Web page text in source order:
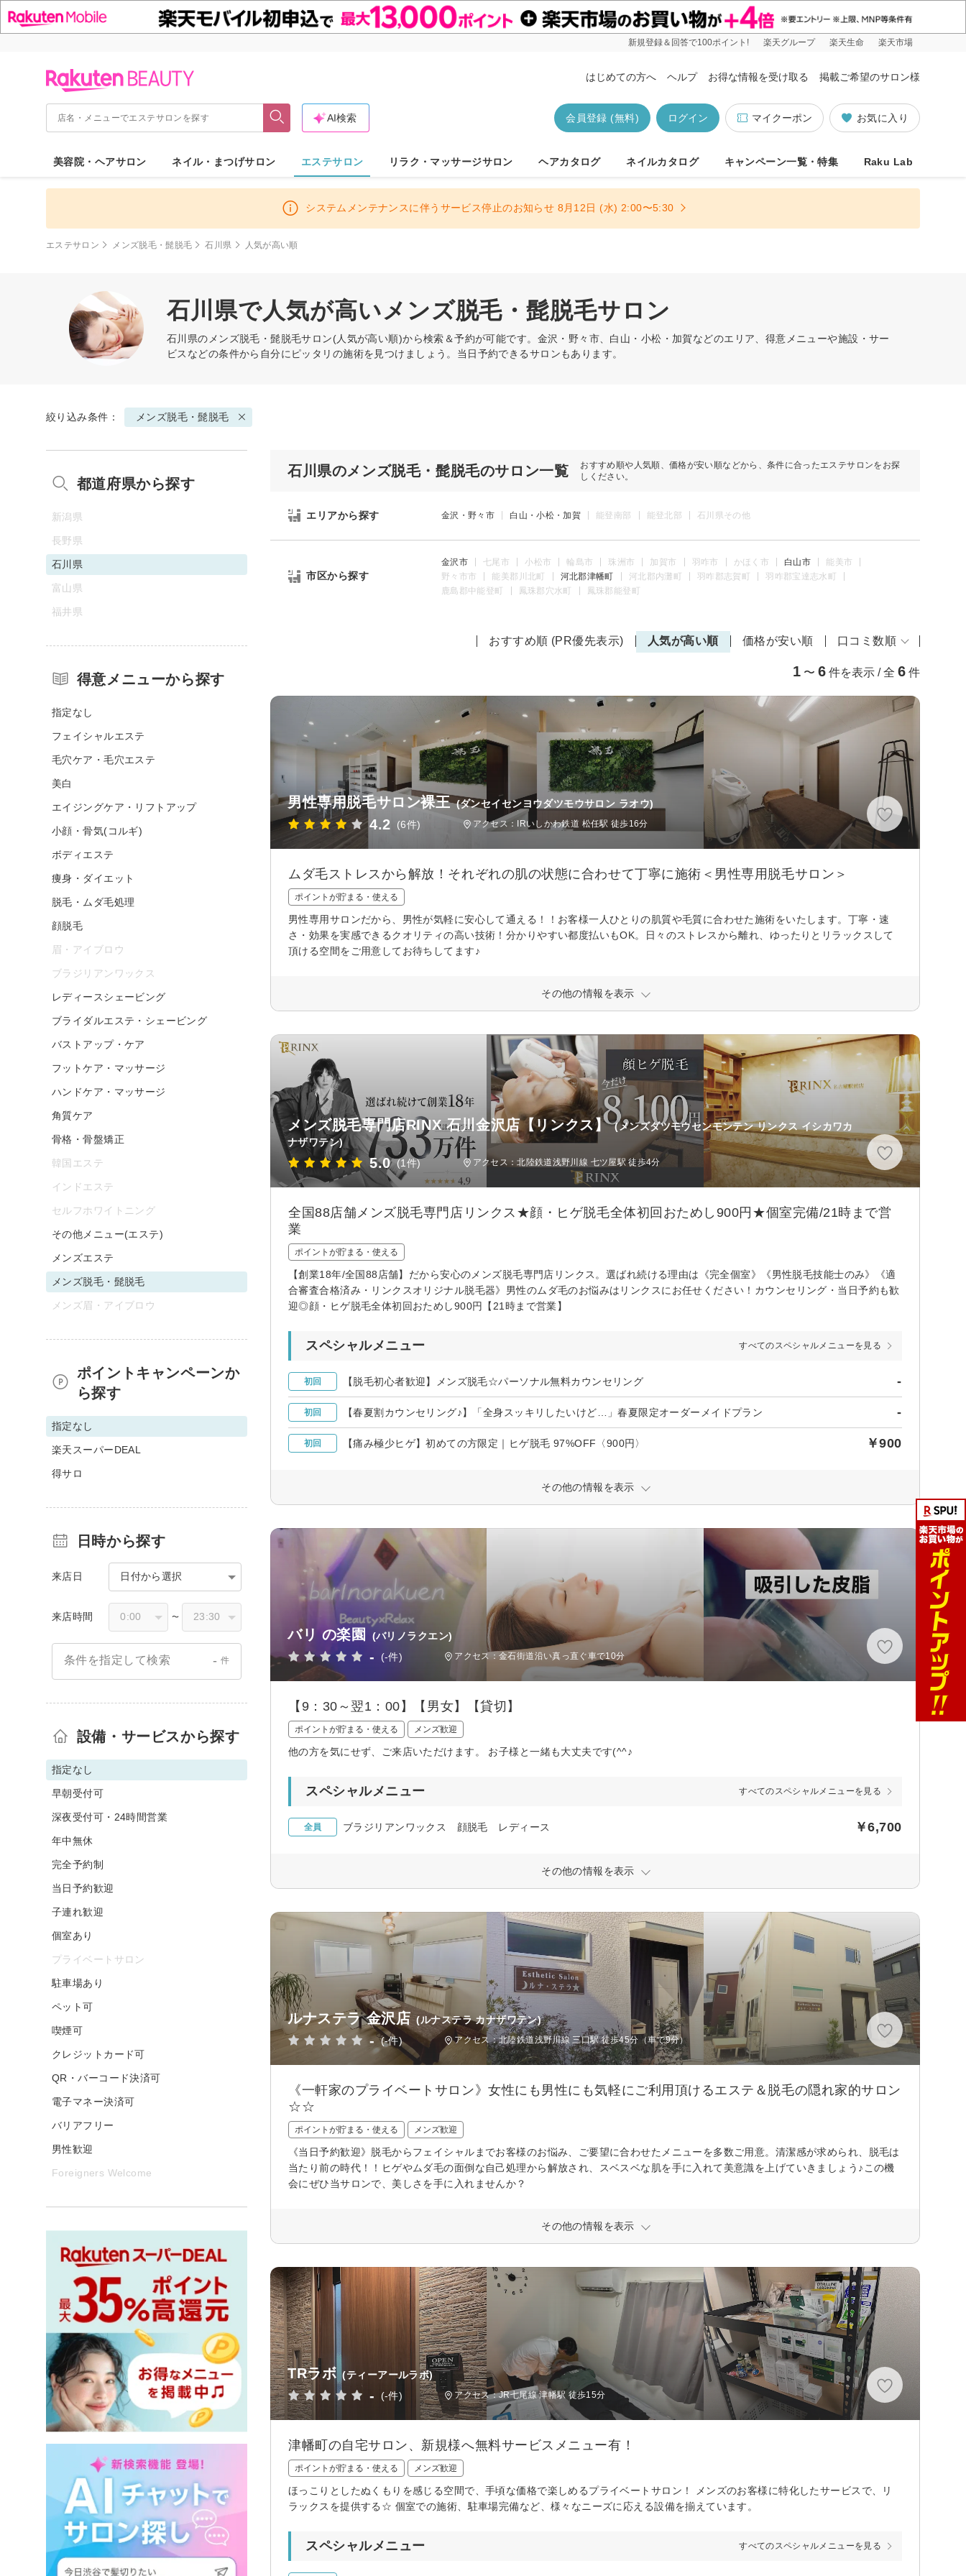
新規登録＆回答で100ポイント! 楽天グループ 楽天生命 楽天市場
はじめての方へ ヘルプ お得な情報を受け取る 掲載ご希望のサロン様
お気に入り
マイクーポン
ログイン
会員登録 (無料)
AI検索
美容院・ヘアサロン ネイル・まつげサロン エステサロン リラク・マッサージサロン ヘアカタログ ネイルカタログ キャンペーン一覧・特集 Raku Lab
システムメンテナンスに伴うサービス停止のお知らせ 8月12日 (水) 2:00〜5:30
エステサロン メンズ脱毛・髭脱毛 石川県 人気が高い順
石川県で人気が高いメンズ脱毛・髭脱毛サロン
石川県の メンズ脱毛・髭脱毛サロン(人気が高い順)から検索＆予約が可能です。金沢・野々市、白山・小松・加賀などのエリア、得意メニューや施設・サー
ビスなどの条件から自分にピッタリの施術を見つけましょう。当日予約できるサロンもあります。
絞り込み条件： メンズ脱毛・髭脱毛
石川県のメンズ脱毛・髭脱毛のサロン一覧
おすすめ順や人気順、価格が安い順などから、条件に合ったエステサロンをお探
しください。
エリアから探す 金沢・野々市 白山・小松・加賀 能登南部 能登北部 石川県その他
市区から探す
金沢市 七尾市 小松市 輪島市 珠洲市 加賀市 羽咋市 かほく市 白山市
能美市
野々市市
能美郡川北町 河北郡津幡町 河北郡内灘町 羽咋郡志賀町
羽咋郡宝達志水町
鹿島郡中能登町
鳳珠郡穴水町 鳳珠郡能登町
おすすめ順 (PR優先表示) 人気が高い順 価格が安い順 口コミ数順
1 〜 6 件を表示 / 全 6 件
男性専用脱毛サロン裸王 (ダンセイセンヨウダツモウサロン ラオウ)
4.2 (6件) アクセス：IRいしかわ鉄道 松任駅 徒歩16分
ムダ毛ストレスから解放！それぞれの肌の状態に合わせて丁寧に施術＜男性専用脱毛サロン＞
ポイントが貯まる・使える
男性専用サロンだから、男性が気軽に安心して通える！！お客様一人ひとりの肌質や毛質に合わせた施術をいたします。丁寧・速
さ・効果を実感できるクオリティの高い技術！分かりやすい都度払いもOK。日々のストレスから離れ、ゆったりとリラックスして
頂ける空間をご用意してお待ちしてます♪
その他の情報を表示
メンズ脱毛専門店RINX 石川金沢店【リンクス】 (メンズダツモウセンモンテン リンクス イシカワカ
ナザワテン)
5.0 (1件) アクセス：北陸鉄道浅野川線 七ツ屋駅 徒歩4分
全国88店舗メンズ脱毛専門店リンクス★顔・ヒゲ脱毛全体初回おためし900円★個室完備/21時まで営
業
ポイントが貯まる・使える
【創業18年/全国88店舗】だから安心のメンズ脱毛専門店リンクス。選ばれ続ける理由は《完全個室》《男性脱毛技能士のみ》《適
合審査合格済み・リンクスオリジナル脱毛器》男性のムダ毛のお悩みはリンクスにお任せください！カウンセリング・当日予約も歓
迎◎顔・ヒゲ脱毛全体初回おためし900円【21時まで営業】
スペシャルメニュー すべてのスペシャルメニューを見る
初回 【脱毛初心者歓迎】メンズ脱毛☆パーソナル無料カウンセリング -
初回 【春夏割カウンセリング♪】「全身スッキリしたいけど…」春夏限定オーダーメイドプラン -
初回 【痛み極少ヒゲ】初めての方限定｜ヒゲ脱毛 97%OFF〈900円〉 ￥900
その他の情報を表示
バリ の楽園 (バリノラクエン)
- (-件) アクセス：金石街道沿い真っ直ぐ車で10分
【9：30～翌1：00】【男女】【貸切】
ポイントが貯まる・使える メンズ歓迎
他の方を気にせず、ご来店いただけます。 お子様と一緒も大丈夫です(^^♪
スペシャルメニュー すべてのスペシャルメニューを見る
全員 ブラジリアンワックス 顔脱毛 レディース ￥6,700
その他の情報を表示
ルナステラ 金沢店 (ルナステラ カナザワテン)
- (-件) アクセス：北陸鉄道浅野川線 三口駅 徒歩45分（車で9分）
《一軒家のプライベートサロン》女性にも男性にも気軽にご利用頂けるエステ＆脱毛の隠れ家的サロン
☆☆
ポイントが貯まる・使える メンズ歓迎
《当日予約歓迎》脱毛からフェイシャルまでお客様のお悩み、ご要望に合わせたメニューを多数ご用意。清潔感が求められ、脱毛は
当たり前の時代！！ヒゲやムダ毛の面倒な自己処理から解放され、スベスベな肌を手に入れて美意識を上げていきましょう♪この機
会にぜひ当サロンで、美しさを手に入れませんか？
その他の情報を表示
TRラボ (ティーアールラボ)
- (-件) アクセス：JR七尾線 津幡駅 徒歩15分
津幡町の自宅サロン、新規様へ無料サービスメニュー有！
ポイントが貯まる・使える メンズ歓迎
ほっこりとしたぬくもりを感じる空間で、手頃な価格で楽しめるプライベートサロン！ メンズのお客様に特化したサービスで、リ
ラックスを提供する☆ 個室での施術、駐車場完備など、様々なニーズに応える設備を揃えています。
スペシャルメニュー すべてのスペシャルメニューを見る
都道府県から探す
新潟県
長野県
石川県
富山県
福井県
得意メニューから探す
指定なし
フェイシャルエステ
毛穴ケア・毛穴エステ
美白
エイジングケア・リフトアップ
小顔・骨気(コルギ)
ボディエステ
痩身・ダイエット
脱毛・ムダ毛処理
顔脱毛
眉・アイブロウ
ブラジリアンワックス
レディースシェービング
ブライダルエステ・シェービング
バストアップ・ケア
フットケア・マッサージ
ハンドケア・マッサージ
角質ケア
骨格・骨盤矯正
韓国エステ
インドエステ
セルフホワイトニング
その他メニュー(エステ)
メンズエステ
メンズ脱毛・髭脱毛
メンズ眉・アイブロウ
ポイントキャンペーンか
ら探す
指定なし
楽天スーパーDEAL
得サロ
日時から探す
来店日 日付から選択
来店時間 〜
条件を指定して検索 - 件
設備・サービスから探す
指定なし
早朝受付可
深夜受付可・24時間営業
年中無休
完全予約制
当日予約歓迎
子連れ歓迎
個室あり
プライベートサロン
駐車場あり
ペット可
喫煙可
クレジットカード可
QR・バーコード決済可
電子マネー決済可
バリアフリー
男性歓迎
Foreigners Welcome